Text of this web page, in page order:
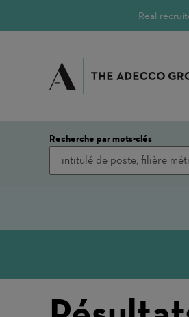
Real
Recherche par mots-clés